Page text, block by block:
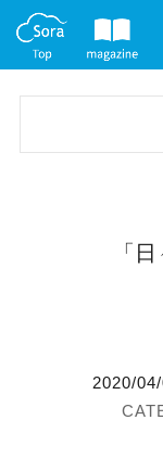
「
2020/04/